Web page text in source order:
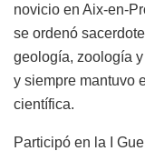
novicio en Aix-en-
se ordenó
geología, zoología
y siempre mantuvo
científica.
Participó en la I